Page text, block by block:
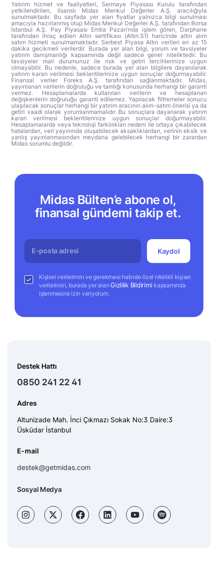
Yatırım hizmet ve faaliyetleri, Sermaye Piyasası Kurulu tarafından
yetkilendirilen, lisanslı Midas Menkul Değerler A.Ş. aracılığıyla
sunulmaktadır. Bu sayfada yer alan fiyatlar yalnızca bilgi sunulması
amacıyla hazırlanmış olup Midas Menkul Değerler A.Ş. tarafından Borsa
İstanbul A.Ş. Pay Piyasası Emtia Pazarı’nda işlem gören, Darphane
tarafından ihraç edilen Altın sertifikası (Altın.S1) haricinde altın alım
satım hizmeti sunulmamaktadır. Serbest Piyasa Altın verileri en az 15
dakika gecikmeli verilerdir. Burada yer alan bilgi, yorum ve tavsiyeler
yatırım danışmanlığı kapsamında değil sadece genel niteliktedir. Bu
tavsiyeler mali durumunuz ile risk ve getiri tercihlerinize uygun
olmayabilir. Bu nedenle, sadece burada yer alan bilgilere dayanılarak
yatırım kararı verilmesi beklentilerinize uygun sonuçlar doğurmayabilir.
Finansal veriler Foreks A.Ş. tarafından sağlanmaktadır. Midas,
yayınlanan verilerin doğruluğu ve tamlığı konusunda herhangi bir garanti
vermez. Hesaplamalarda kullanılan verilerin ve hesaplanan
değişkenlerin doğruluğu garanti edilemez. Yapılacak filtremeler sonucu
ulaşılacak sonuçlar herhangi bir yatırım aracının alım-satım önerisi ya da
getiri vaadi olarak yorumlanmamalıdır. Bu sonuçlara dayanarak yatırım
kararı verilmesi beklentilerinize uygun sonuçlar doğurmayabilir.
Hesaplamalarda veya teknoloji farklılıkları nedeni ile ortaya çıkabilecek
hatalardan, veri yayınında oluşabilecek aksaklıklardan, verinin eksik ve
yanlış yayınlanmasından meydana gelebilecek herhangi bir zarardan
Midas sorumlu değildir.
Midas Bülten’e abone ol,
finansal gündemi takip et.
Kaydol
Kişisel verilerimin ve gerekmesi halinde özel nitelikli kişisel
verilerimin, burada yer alanGizlilik Bildirimi kapsamında
işlenmesine izin veriyorum.
Destek Hattı
0850 241 22 41
Adres
Altunizade Mah. İnci Çıkmazı Sokak No:3 Daire:3
Üsküdar İstanbul
E-mail
destek@getmidas.com
Sosyal Medya